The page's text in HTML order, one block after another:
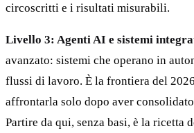
circoscritti e i risultati misurabili.
Livello 3: Agenti AI e sistemi
avanzato: sistemi che operano in
flussi di lavoro. È la frontiera del
affrontarla solo dopo aver
Partire da qui, senza basi, è la ricetta